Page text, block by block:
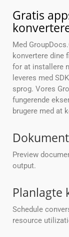
Gratis
Med
konvertere dine
for at installere
leveres med
sprog. Vores
fungerende
brugere med at
Preview
output.
Planlagte
Schedule
resource